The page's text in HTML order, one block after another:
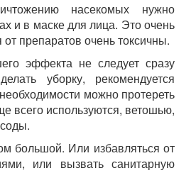
насекомых нужно
и в маске для лица. Это очень
препаратов очень токсичны.
эффекта не следует сразу
уборку, рекомендуется
можно протереть
всего используются, ветошью,
большой. Или избавляться от
или вызвать санитарную